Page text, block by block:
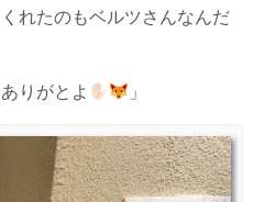
れたのもベルツさんなんだ
りがとよ 」